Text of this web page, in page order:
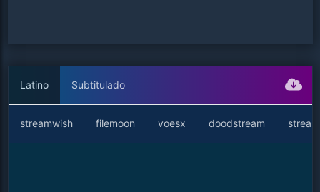
Latino Subtitulado
streamwish filemoon voesx doodstream